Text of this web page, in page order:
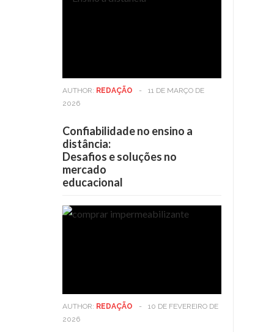
AUTHOR: REDAÇÃO -
11 DE MARÇO DE
2026
Confiabilidade no ensino a
distância:
Desafios e soluções no
mercado
educacional
AUTHOR: REDAÇÃO -
10 DE FEVEREIRO DE
2026